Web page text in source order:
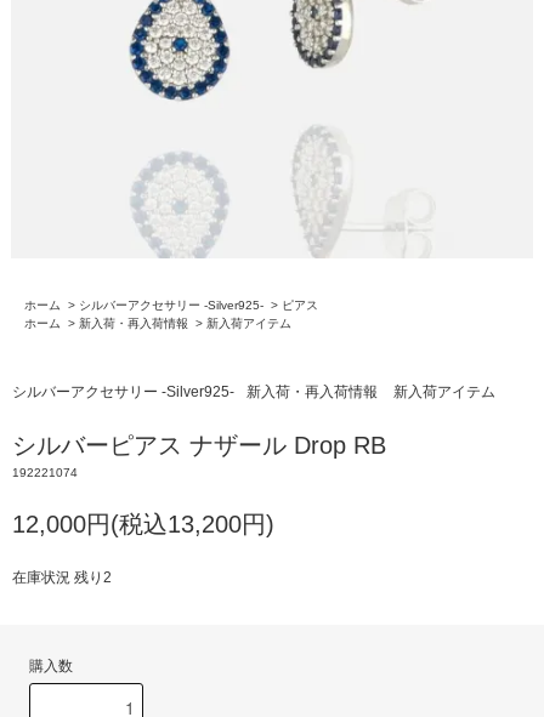
ホーム > シルバーアクセサリー -Silver925- > ピアス
ホーム
> 新入荷・再入荷情報 > 新入荷アイテム
シルバーアクセサリー -Silver925- 新入荷・再入荷情報 新入荷アイテム
シルバーピアス ナザール Drop RB
192221074
12,000円(税込13,200円)
在庫状況 残り2
購入数